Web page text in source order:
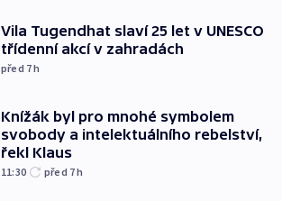
Vila Tugendhat slaví 25 let v UNESCO
třídenní akcí v zahradách
před 7h
Knížák byl pro mnohé symbolem
svobody a intelektuálního rebelství,
řekl Klaus
11:30 před 7h